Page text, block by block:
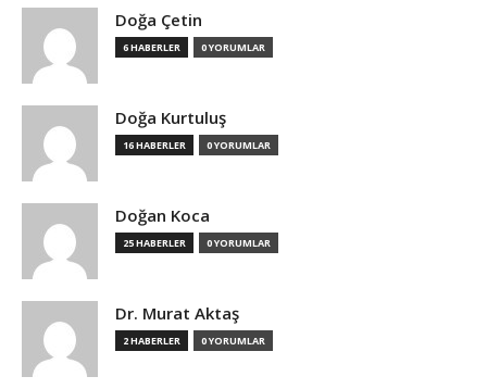
Doğa Çetin
6 HABERLER 0 YORUMLAR
Doğa Kurtuluş
16 HABERLER 0 YORUMLAR
Doğan Koca
25 HABERLER 0 YORUMLAR
Dr. Murat Aktaş
2 HABERLER 0 YORUMLAR